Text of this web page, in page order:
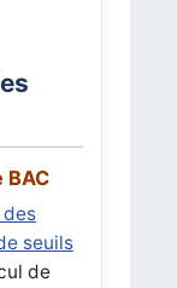
BAC
des
seuils
de